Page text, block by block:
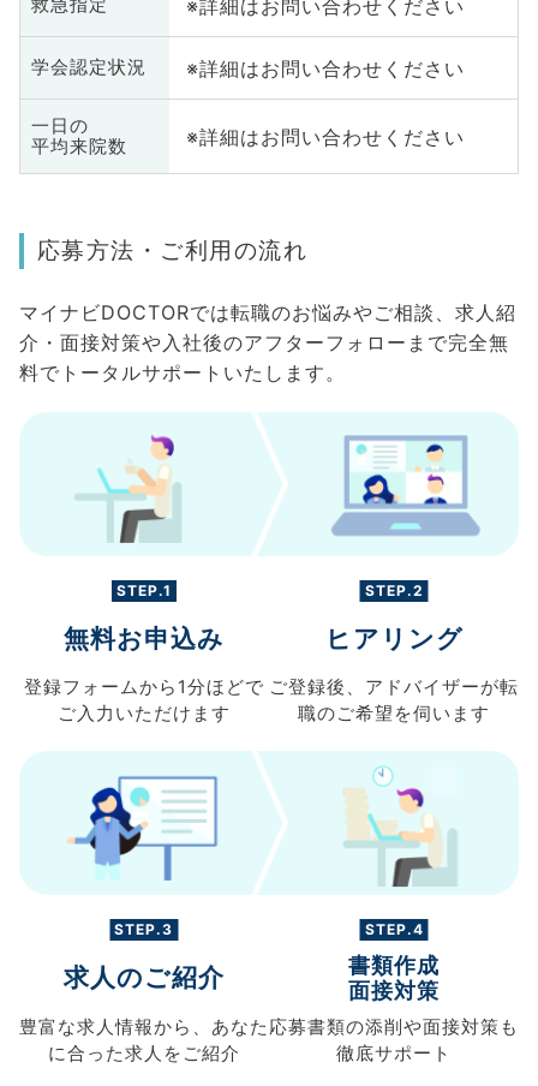
救急指定 ※詳細はお問い合わせください
学会認定状況 ※詳細はお問い合わせください
一日の
平均来院数
※詳細はお問い合わせください
応募方法・ご利用の流れ
マイナビDOCTORでは転職のお悩みやご相談、求人紹
介・面接対策や入社後のアフターフォローまで完全無
料でトータルサポートいたします。
STEP.1
無料お申込み
登録フォームから 1分ほどで
ご入力 いただけます
STEP.2
ヒアリング
ご登録後、 アドバイザーが転
職のご希望を伺います
STEP.3
求人のご紹介
豊富な求人情報から、 あなた
に合った求人を ご紹介
STEP.4
書類作成
面接対策
応募書類の添削や面接対策も
徹底サポート